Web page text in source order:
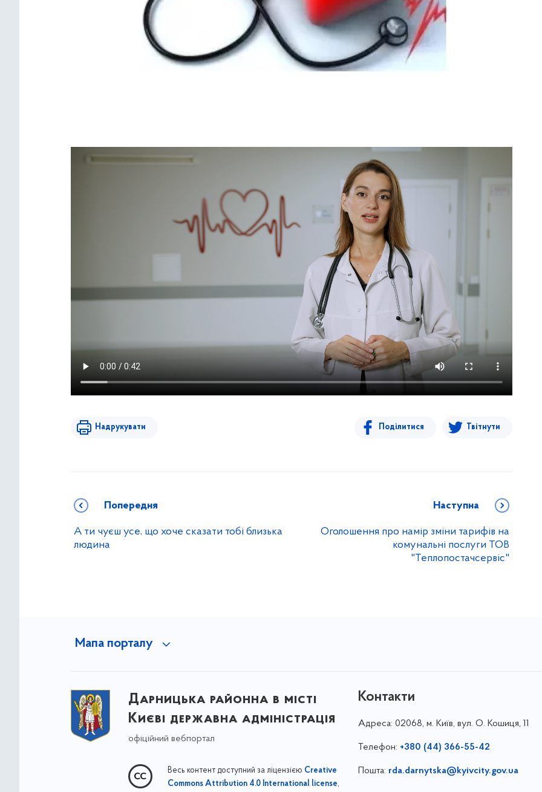
Надрукувати Поділитися Твітнути
Попередня
А ти чуєш усе, що хоче сказати тобі близька
людина
Наступна
Оголошення про намір зміни тарифів на
комунальні послуги ТОВ
"Теплопостачсервіс"
Мапа порталу
Дарницька районна в місті
Києві державна адміністрація
офіційний вебпортал
Весь контент доступний за ліцензією Creative
Commons Attribution 4.0 International license,
Контакти
Адреса: 02068, м. Київ, вул. О. Кошиця, 11
Телефон: +380 (44) 366-55-42
Пошта: rda.darnytska@kyivcity.gov.ua